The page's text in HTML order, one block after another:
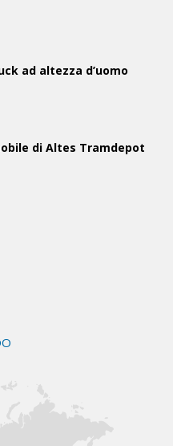
ad altezza d’uomo
di Altes Tramdepot